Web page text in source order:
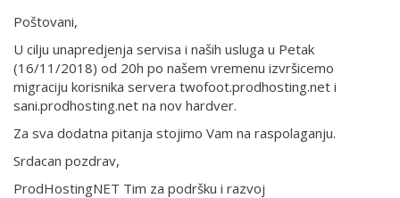
Poštovani,
U cilju unapredjenja servisa i naših usluga u Petak
(16/11/2018) od 20h po našem vremenu izvršicemo
migraciju korisnika servera twofoot.prodhosting.net i
sani.prodhosting.net na nov hardver.
Za sva dodatna pitanja stojimo Vam na raspolaganju.
Srdacan pozdrav,
ProdHostingNET Tim za podršku i razvoj